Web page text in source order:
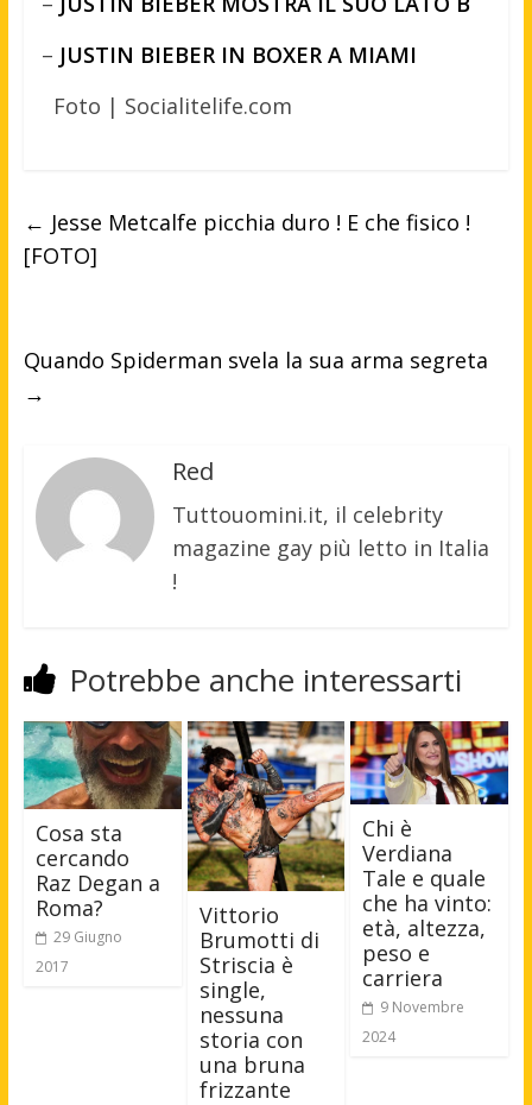
– JUSTIN BIEBER IN BOXER A MIAMI
Foto | Socialitelife.com
← Jesse Metcalfe picchia duro ! E che fisico !
[FOTO]
Quando Spiderman svela la sua arma segreta
→
Red
Tuttouomini.it, il celebrity
magazine gay più letto in Italia
!
Potrebbe anche interessarti
Cosa sta
cercando
Raz Degan a
Roma?
29 Giugno
2017
Vittorio
Brumotti di
Striscia è
single,
nessuna
storia con
una bruna
frizzante
Chi è
Verdiana
Tale e quale
che ha vinto:
età, altezza,
peso e
carriera
9 Novembre
2024